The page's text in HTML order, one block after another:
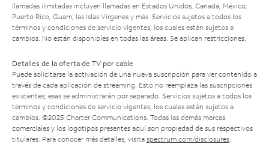
llamadas ilimitadas incluyen llamadas en Estados Unidos, Canadá, México,
Puerto Rico, Guam, las Islas Vírgenes y más. Servicios sujetos a todos los
términos y condiciones de servicio vigentes, los cuales están sujetos a
cambios. No están disponibles en todas las áreas. Se aplican restricciones.
Detalles de la oferta de TV por cable
Puede solicitarse la activación de una nueva suscripción para ver contenido a
través de cada aplicación de streaming. Esto no reemplaza las suscripciones
existentes; esas se administrarán por separado. Servicios sujetos a todos los
términos y condiciones de servicio vigentes, los cuales están sujetos a
cambios. ©2025 Charter Communications. Todas las demás marcas
comerciales y los logotipos presentes aquí son propiedad de sus respectivos
titulares. Para conocer más detalles, visita spectrum.com/disclosures